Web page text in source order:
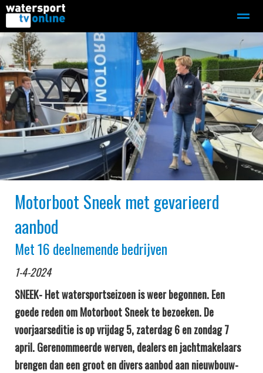
Zeilen Motorboot-sloep Adverteren Redactie
Home Contact Bellen Zoeken
●●
Motorboot Sneek met gevarieerd
aanbod
Met 16 deelnemende bedrijven
1-4-2024
SNEEK- Het watersportseizoen is weer begonnen. Een
goede reden om Motorboot Sneek te bezoeken. De
voorjaarseditie is op vrijdag 5, zaterdag 6 en zondag 7
april. Gerenommeerde werven, dealers en jachtmakelaars
brengen dan een groot en divers aanbod aan nieuwbouw-